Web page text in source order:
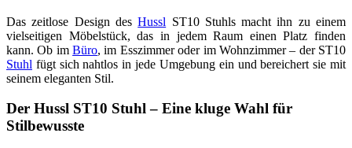
Das zeitlose Design desHussl ST10 Stuhls macht ihn zu einem
vielseitigen Möbelstück, das in jedem Raum einen Platz finden
kann. Ob imBüro, im Esszimmer oder im Wohnzimmer – der ST10
Stuhl fügt sich nahtlos in jede Umgebung ein und bereichert sie mit
seinem eleganten Stil.
Der Hussl ST10 Stuhl – Eine kluge Wahl für
Stilbewusste